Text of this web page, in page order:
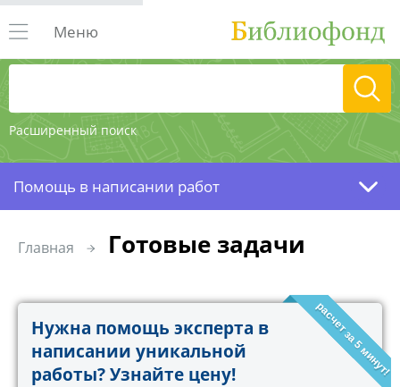
Расширенный поиск
Меню
Помощь в написании работ
Главная Готовые задачи
расчет за 5 минут!
Нужна помощь эксперта в
написании уникальной
работы? Узнайте цену!